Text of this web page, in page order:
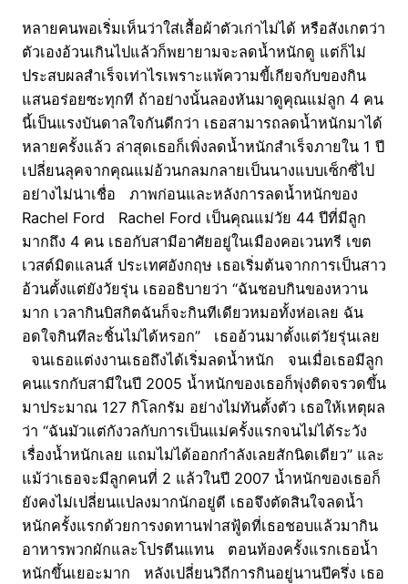
หลายคนพอเริ่มเห็นว่าใส่เสื้อผ้าตัวเก่าไม่ได้ หรือสังเกตว่า
ตัวเองอ้วนเกินไปแล้วก็พยายามจะลดน้ำหนักดู แต่ก็ไม่
ประสบผลสำเร็จเท่าไรเพราะแพ้ความขี้เกียจกับของกิน
แสนอร่อยซะทุกที ถ้าอย่างนั้นลองหันมาดูคุณแม่ลูก 4 คน
นี้เป็นแรงบันดาลใจกันดีกว่า เธอสามารถลดน้ำหนักมาได้
หลายครั้งแล้ว ล่าสุดเธอก็เพิ่งลดน้ำหนักสำเร็จภายใน 1 ปี
เปลี่ยนลุคจากคุณแม่อ้วนกลมกลายเป็นนางแบบเซ็กซี่ไป
อย่างไม่น่าเชื่อ ภาพก่อนและหลังการลดน้ำหนักของ
Rachel Ford Rachel Ford เป็นคุณแม่วัย 44 ปีที่มีลูก
มากถึง 4 คน เธอกับสามีอาศัยอยู่ในเมืองคอเวนทรี เขต
เวสต์มิดแลนส์ ประเทศอังกฤษ เธอเริ่มต้นจากการเป็นสาว
อ้วนตั้งแต่ยังวัยรุ่น เธออธิบายว่า “ฉันชอบกินของหวาน
มาก เวลากินบิสกิตฉันก็จะกินทีเดียวหมอทั้งห่อเลย ฉัน
อดใจกินทีละชิ้นไม่ได้หรอก” เธออ้วนมาตั้งแต่วัยรุ่นเลย
จนเธอแต่งงานเธอถึงได้เริ่มลดน้ำหนัก จนเมื่อเธอมีลูก
คนแรกกับสามีในปี 2005 น้ำหนักของเธอก็พุ่งติดจรวดขึ้น
มาประมาณ 127 กิโลกรัม อย่างไม่ทันตั้งตัว เธอให้เหตุผล
ว่า “ฉันมัวแต่กังวลกับการเป็นแม่ครั้งแรกจนไม่ได้ระวัง
เรื่องน้ำหนักเลย แถมไม่ได้ออกกำลังเลยสักนิดเดียว” และ
แม้ว่าเธอจะมีลูกคนที่ 2 แล้วในปี 2007 น้ำหนักของเธอก็
ยังคงไม่เปลี่ยนแปลงมากนักอยู่ดี เธอจึงตัดสินใจลดน้ำ
หนักครั้งแรกด้วยการงดทานฟาสฟู้ดที่เธอชอบแล้วมากิน
อาหารพวกผักและโปรตีนแทน ตอนท้องครั้งแรกเธอน้ำ
หนักขึ้นเยอะมาก หลังเปลี่ยนวิถีการกินอยู่นานปีครึ่ง เธอ